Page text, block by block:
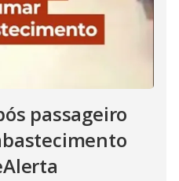
passageiro